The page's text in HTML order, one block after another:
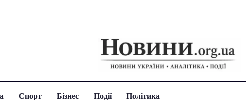
Спорт Бізнес Події Політика